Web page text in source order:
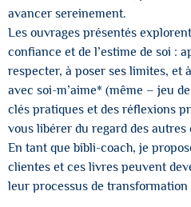
avancer sereinement.
Les ouvrages présentés
confiance et de l’estime de soi :
respecter, à poser ses limites, et
avec soi-m’aime* (même – jeu
clés pratiques et des réflexions
vous libérer du regard des
En tant que bibli-coach, je
clientes et ces livres peuvent
leur processus de